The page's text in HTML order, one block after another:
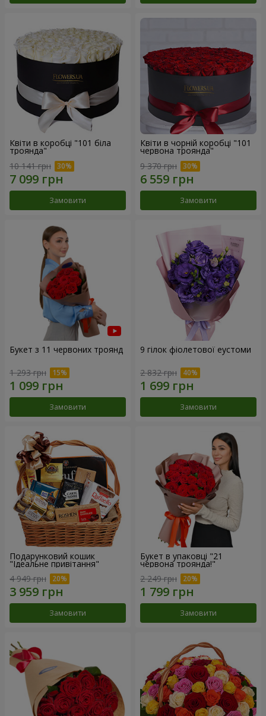
Квіти в коробці "101 біла
троянда"
10 141 грн
Замовити
Квіти в чорній коробці "101
червона троянда"
9 370 грн
Замовити
Букет з 11 червоних троянд
1 293 грн
Замовити
9 гілок фіолетової еустоми
2 832 грн
Замовити
Подарунковий кошик
"Ідеальне привітання"
4 949 грн
Замовити
Букет в упаковці "21
червона троянда!"
2 249 грн
Замовити